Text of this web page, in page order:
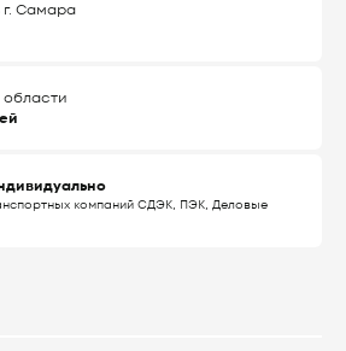
Самара
компаний СДЭК, ПЭК, Деловые